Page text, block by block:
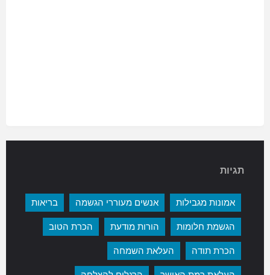
תגיות
אמונות מגבילות אנשים מעוררי הגשמה בריאות
הגשמת חלומות הורות מודעת הכרת הטוב
הכרת תודה העלאת השמחה